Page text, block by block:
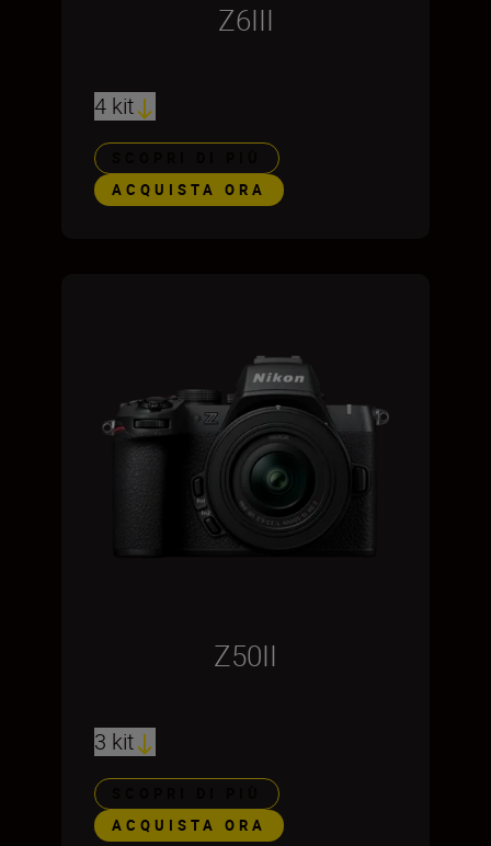
Z6III
4 kit
ACQUISTA ORA
Z50II
3 kit
ACQUISTA ORA